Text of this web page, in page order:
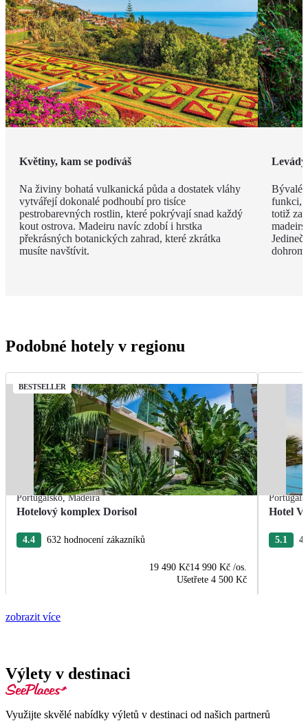
Květiny, kam se podíváš
Na živiny bohatá vulkanická půda a dostatek vláhy
vytvářejí dokonalé podhoubí pro tisíce
pestrobarevných rostlin, které pokrývají snad každý
kout ostrova. Madeiru navíc zdobí i hrstka
překrásných botanických zahrad, které zkrátka
musíte navštívit.
Levády
Bývalé
funkci,
totiž
Podobné hotely v regionu
BESTSELLER
Portugalsko,Madeira
Hotelový komplex Dorisol
4.4 632 hodnocení zákazníků
19 490 Kč14 990 Kč /os.
Ušetřete 4 500 Kč
Hotel
5.1
zobrazit více
Výlety v destinaci
Využijte skvělé nabídky výletů v destinaci od našich partnerů